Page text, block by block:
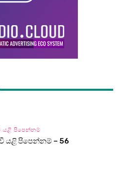
යළි පිපෙන්නම්
යළි පිපෙන්නම් – 56